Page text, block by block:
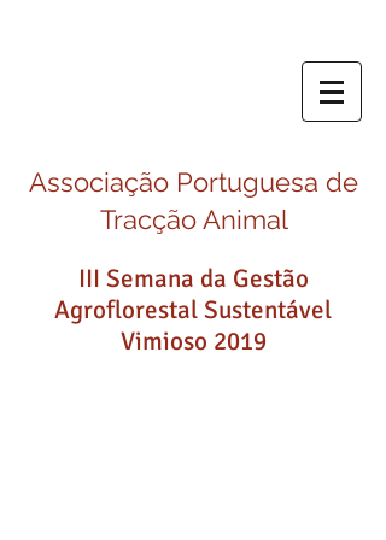
Associação Portuguesa de
Tracção Animal
III Semana da Gestão
Agroflorestal Sustentável
Vimioso 2019